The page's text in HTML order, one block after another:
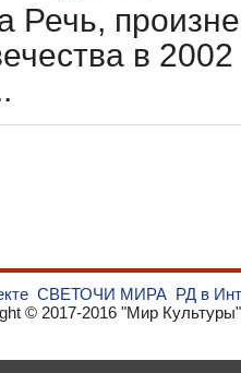
Речь,
в 2002
СВЕТОЧИ МИРА РД в
© 2017-2016 "Мир Культуры"